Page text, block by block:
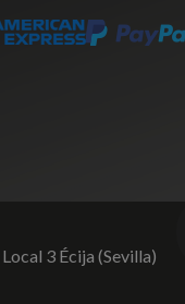
Local 3 Écija (Sevilla)